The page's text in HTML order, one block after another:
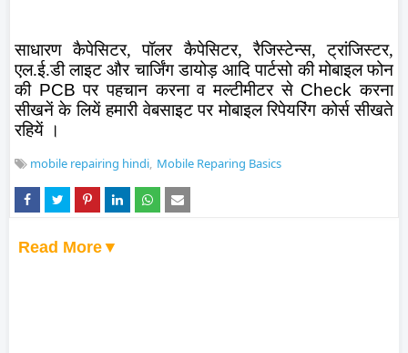
साधारण कैपेसिटर, पॉलर कैपेसिटर, रैजिस्टेन्स, ट्रांजिस्टर,
एल.ई.डी लाइट और चार्जिंग डायोड़ आदि पार्टसो की मोबाइल फोन
की PCB पर पहचान करना व मल्टीमीटर से Check करना
सीखनें के लियें हमारी वेबसाइट पर मोबाइल रिपेयरिंग कोर्स सीखते
रहियें ।
mobile repairing hindi Mobile Reparing Basics
Read More▼